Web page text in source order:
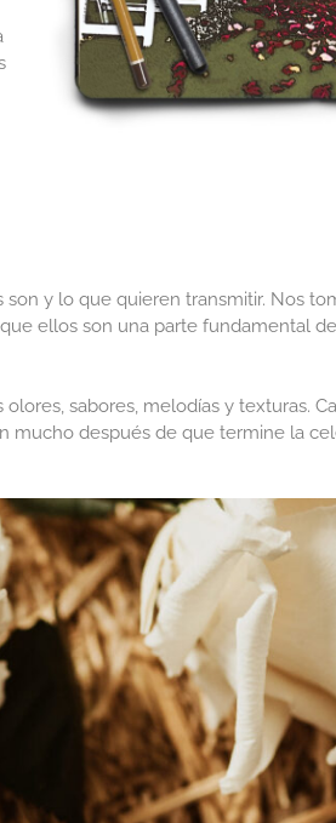
y lo que quieren transmitir. Nos
ellos son una parte fundamental
sabores, melodías y texturas.
mucho después de que termine la